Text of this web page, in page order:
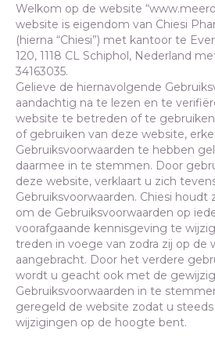
Welkom op de website
website is eigendom van Chiesi
(hierna “Chiesi”) met kantoor te
120, 1118 CL Schiphol, Nederland
34163035.
Gelieve de hiernavolgende
aandachtig na te lezen en te
website te betreden of te
of gebruiken van deze website,
Gebruiksvoorwaarden te hebben
daarmee in te stemmen. Door
deze website, verklaart u zich
Gebruiksvoorwaarden. Chiesi
om de Gebruiksvoorwaarden op
voorafgaande kennisgeving te
treden in voege van zodra zij op de
aangebracht. Door het verdere
wordt u geacht ook met de
Gebruiksvoorwaarden in te
geregeld de website zodat u
wijzigingen op de hoogte bent.